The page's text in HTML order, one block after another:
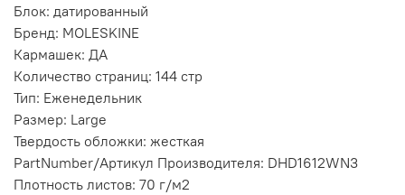
Блок: датированный
Бренд: MOLESKINE
Кармашек: ДА
Количество страниц: 144 стр
Тип: Еженедельник
Размер: Large
Твердость обложки: жесткая
PartNumber/Артикул Производителя: DHD1612WN3
Плотность листов: 70 г/м2